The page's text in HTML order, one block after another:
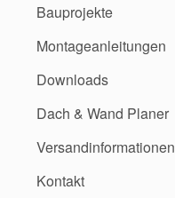
Bauprojekte
Montageanleitungen
Downloads
Dach & Wand Planer
Versandinformationen
Kontakt